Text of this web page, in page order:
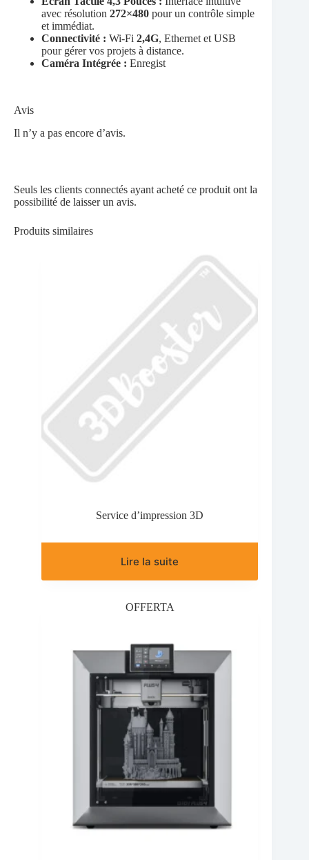
avec résolution 272×480 pour un contrôle simple
et immédiat.
Connectivité : Wi-Fi 2,4G, Ethernet et USB
pour gérer vos projets à distance.
Caméra Intégrée : Enregist
Avis
Il n’y a pas encore d’avis.
Seuls les clients connectés ayant acheté ce produit ont la
possibilité de laisser un avis.
Produits similaires
Service d’impression 3D
Lire la suite
OFFERTA